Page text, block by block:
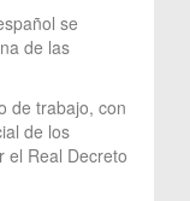
se
de las
de trabajo, con
de los
el Real Decreto